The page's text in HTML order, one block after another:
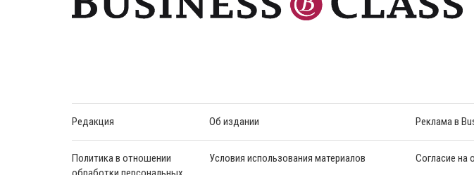
Редакция Об издании Реклама в
Политика в отношении
Условия использования материалов Согласие на